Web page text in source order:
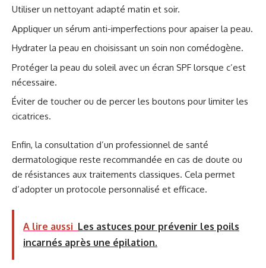
Utiliser un nettoyant adapté matin et soir.
Appliquer un sérum anti-imperfections pour apaiser la peau.
Hydrater la peau en choisissant un soin non comédogène.
Protéger la peau du soleil avec un écran SPF lorsque c’est
nécessaire.
Éviter de toucher ou de percer les boutons pour limiter les
cicatrices.
Enfin, la consultation d’un professionnel de santé
dermatologique reste recommandée en cas de doute ou
de résistances aux traitements classiques. Cela permet
d’adopter un protocole personnalisé et efficace.
A lire aussi Les astuces pour prévenir les poils
incarnés après une épilation.